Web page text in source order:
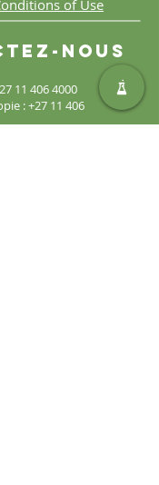
11 406 4000
:+27 11 406
nous
of Use